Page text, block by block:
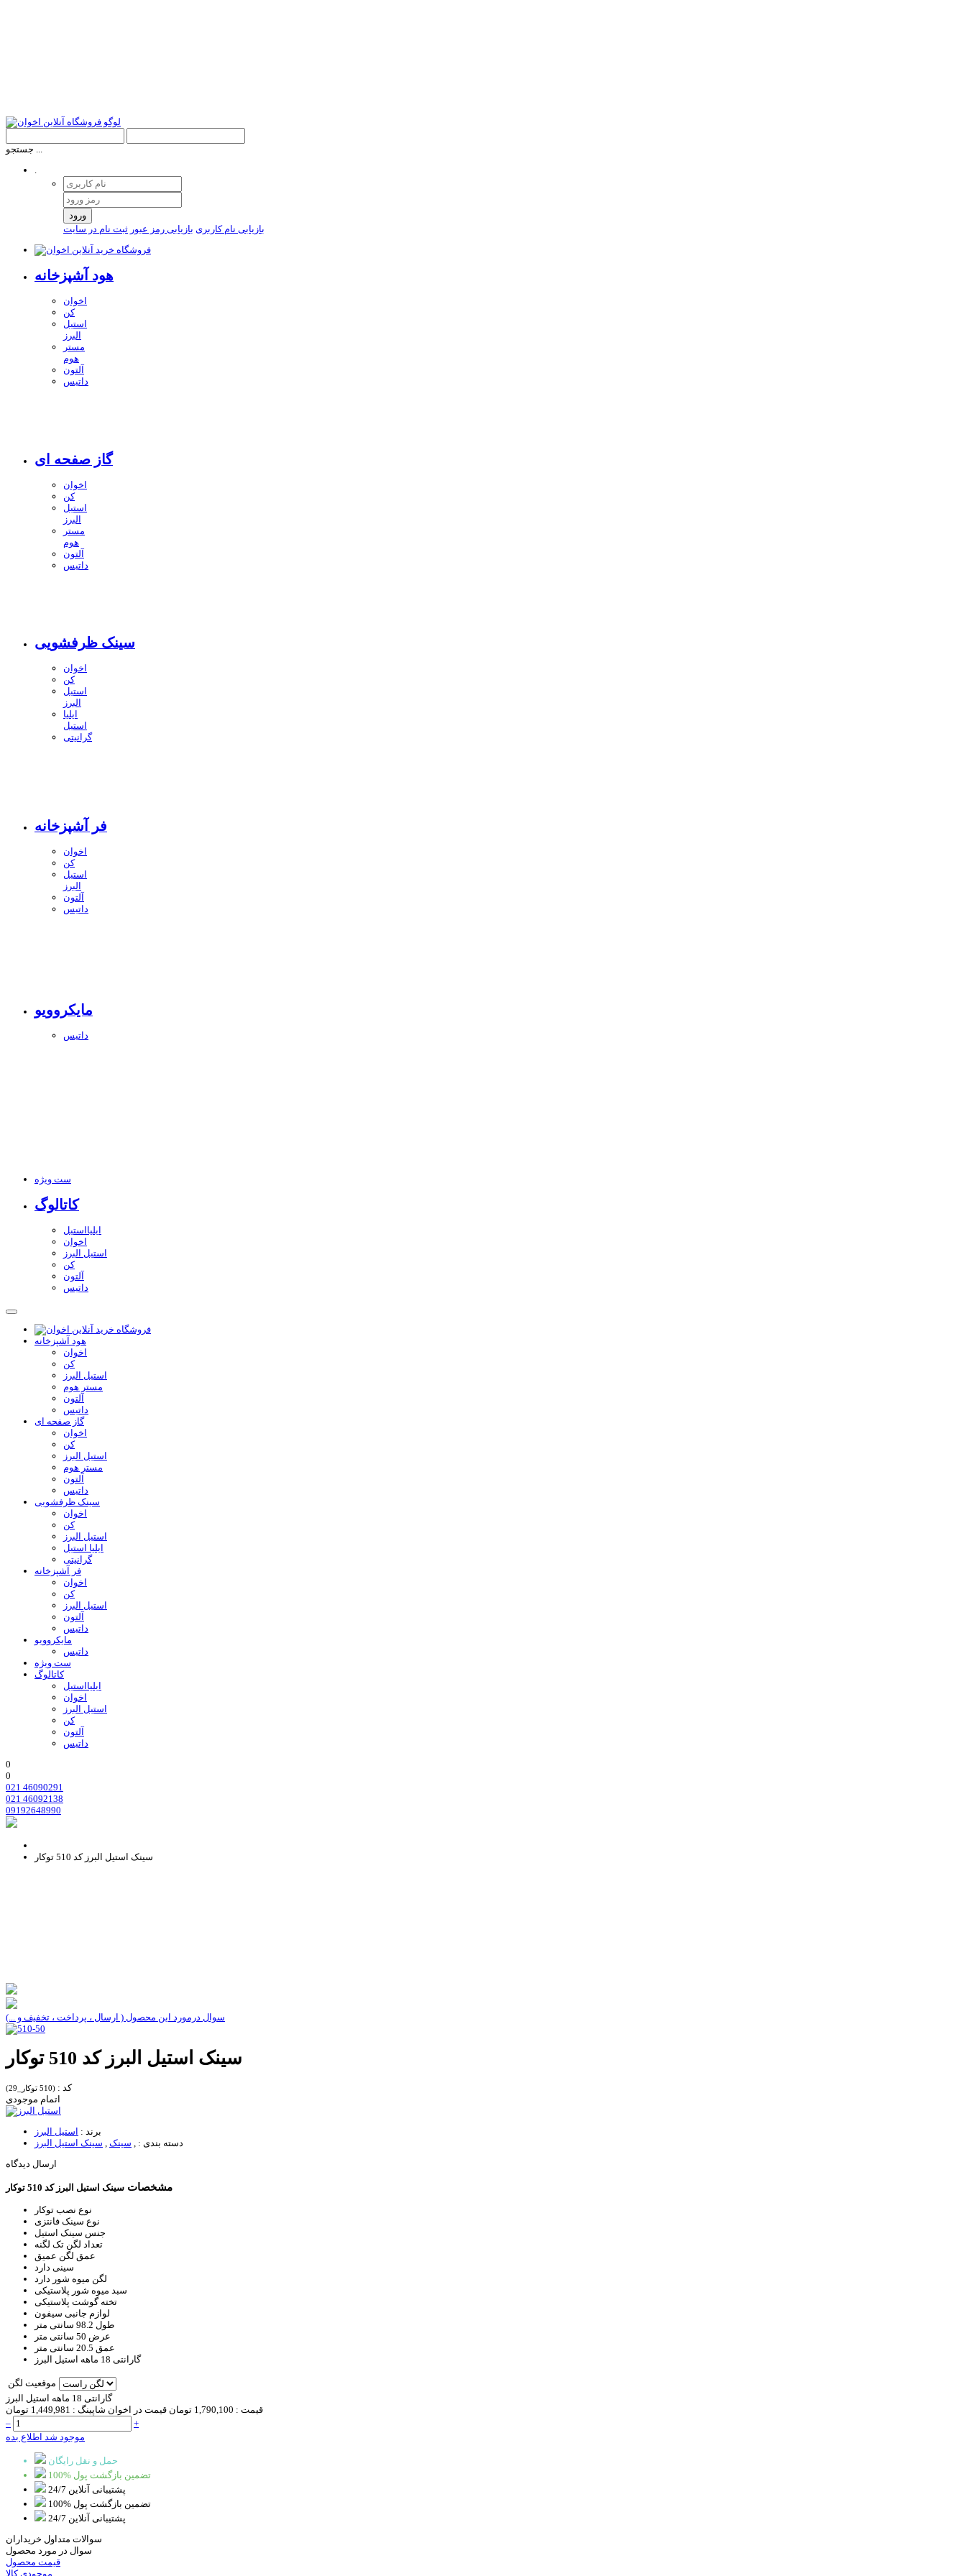
جستجو ...
.
ورود
بازیابی نام کاربری بازیابی رمز عبور ثبت نام در سایت
هود آشپزخانه
اخوان
کن
استیل
البرز
مستر
هوم
آلتون
داتیس
گاز صفحه ای
اخوان
کن
استیل
البرز
مستر
هوم
آلتون
داتیس
سینک ظرفشویی
اخوان
کن
استیل
البرز
ایلیا
استیل
گرانیتی
فر آشپزخانه
اخوان
کن
استیل
البرز
آلتون
داتیس
مایکروویو
داتیس
ست ویژه
کاتالوگ
ایلیااستیل
اخوان
استیل البرز
کن
آلتون
داتیس
هود آشپزخانه
اخوان
کن
استیل البرز
مستر هوم
آلتون
داتیس
گاز صفحه ای
اخوان
کن
استیل البرز
مستر هوم
آلتون
داتیس
سینک ظرفشویی
اخوان
کن
استیل البرز
ایلیا استیل
گرانیتی
فر آشپزخانه
اخوان
کن
استیل البرز
آلتون
داتیس
مایکروویو
داتیس
ست ویژه
کاتالوگ
ایلیااستیل
اخوان
استیل البرز
کن
آلتون
داتیس
0
0
021 46090291
021 46092138
09192648990
سینک استیل البرز کد 510 توکار
سوال درمورد این محصول ( ارسال ، پرداخت ، تخفیف و ...)
سینک استیل البرز کد 510 توکار
کد : (510 توکار_29)
اتمام موجودی
برند : استیل البرز
دسته بندی :
سینک
سینک استیل البرز
ارسال دیدگاه
مشخصات سینک استیل البرز کد 510 توکار
نوع نصب توکار
نوع سینک فانتزی
جنس سینک استیل
تعداد لگن تک لگنه
عمق لگن عمیق
سینی دارد
لگن میوه شور دارد
سبد میوه شور پلاستیکی
تخته گوشت پلاستیکی
لوازم جانبی سیفون
طول 98.2 سانتی متر
عرض 50 سانتی متر
عمق 20.5 سانتی متر
گارانتی 18 ماهه استیل البرز
موقعیت لگن
گارانتی 18 ماهه استیل البرز
قیمت : 1,790,100 تومان قیمت در اخوان شاپینگ : 1,449,981 تومان
–
+
موجود شد اطلاع بده
حمل و نقل رایگان
100% تضمین بازگشت پول
پشتیبانی آنلاین 24/7
100% تضمین بازگشت پول
پشتیبانی آنلاین 24/7
سوالات متداول خریداران
سوال در مورد محصول
قیمت محصول
موجودی کالا